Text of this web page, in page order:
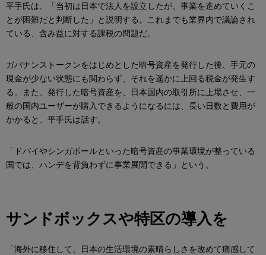
平手氏は、「当初は日本で法人を設立したが、事業を進めていくこ
とが困難だと判断した」と説明する。これまでも業界内で議論され
ている、含み益に対する課税の問題だ。
ガバナンストークンをはじめとした暗号資産を発行した後、手元の
現金が少ない状態にも関わらず、それを遥かに上回る税金が発生す
る。また、発行した暗号資産を、日本国内の取引所に上場させ、一
般の国内ユーザーが購入できるようになるには、長い日数と費用が
かかると、平手氏は話す。
「ドバイやシンガポールといった暗号資産の事業環境が整っている
国では、ハンデを背負わずに事業展開できる」という。
サンドボックスや特区の導入を
「海外に移住して、日本の生活環境の素晴らしさを改めて痛感して